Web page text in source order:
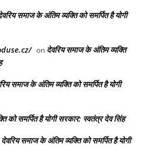
समाज के अंतिम व्यक्ति को समर्पित है योगी
on देवरिय समाज के अंतिम व्यक्ति
समाज के अंतिम व्यक्ति को समर्पित है योगी
को समर्पित है योगी सरकार: स्वतंत्र देव सिंह
देवरिय समाज के अंतिम व्यक्ति को समर्पित है योगी